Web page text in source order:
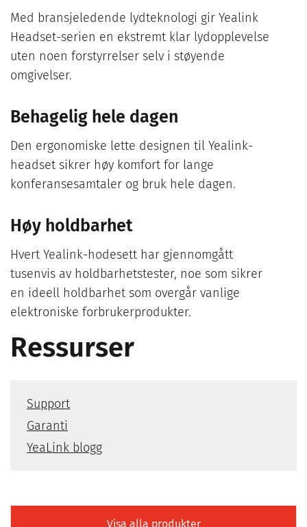
Med bransjeledende lydteknologi gir Yealink
Headset-serien en ekstremt klar lydopplevelse
uten noen forstyrrelser selv i støyende
omgivelser.
Behagelig hele dagen
Den ergonomiske lette designen til Yealink-
headset sikrer høy komfort for lange
konferansesamtaler og bruk hele dagen.
Høy holdbarhet
Hvert Yealink-hodesett har gjennomgått
tusenvis av holdbarhetstester, noe som sikrer
en ideell holdbarhet som overgår vanlige
elektroniske forbrukerprodukter.
Ressurser
Support
Garanti
YeaLink blogg
Visa alla produkter